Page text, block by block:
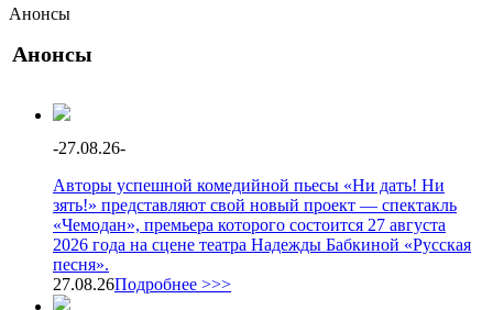
Анонсы
Анонсы
-27.08.26-
Авторы успешной комедийной пьесы «Ни дать! Ни
зять!» представляют свой новый проект — спектакль
«Чемодан», премьера которого состоится 27 августа
2026 года на сцене театра Надежды Бабкиной «Русская
песня».
27.08.26Подробнее >>>